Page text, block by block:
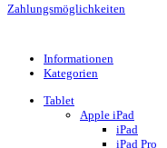
Zahlungsmöglichkeiten
Informationen
Kategorien
Tablet
Apple iPad
iPad
iPad Pro